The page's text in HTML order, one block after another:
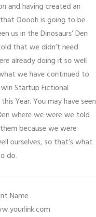
and having created an
Ooooh is going to be
us in the Dinosaurs’ Den
that we didn’t need
already doing it so well
we have continued to
Startup Fictional
Year. You may have seen
where we were we told
because we were
ourselves, so that’s what
do.
Name